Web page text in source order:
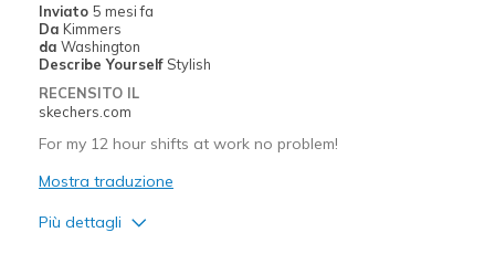
Inviato 5 mesi fa
Da Kimmers
da Washington
Describe Yourself Stylish
RECENSITO IL
skechers.com
For my 12 hour shifts at work no problem!
Mostra traduzione
Più dettagli